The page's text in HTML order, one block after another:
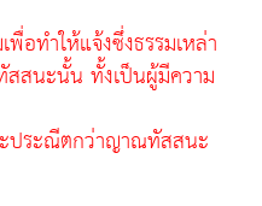
อทำให้แจ้งซึ่งธรรมเหล่า
สนะนั้น ทั้งเป็นผู้มีความ
ประณีตกว่าญาณทัสสนะ